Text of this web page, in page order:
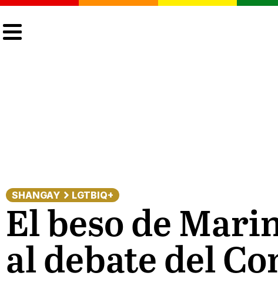
SHANGAY LGTBIQ+
El beso de
al debate del